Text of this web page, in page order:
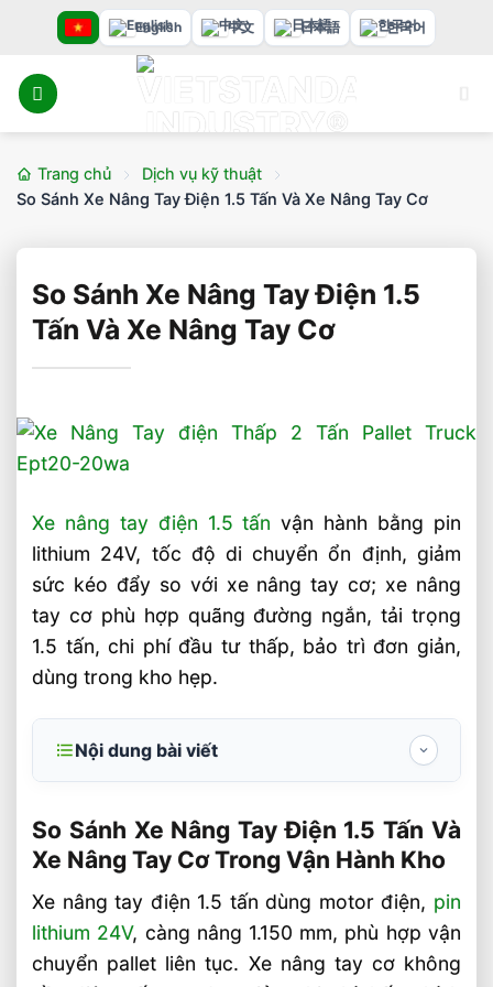
nội
dung
English 中文 日本語 한국어
Trang chủ
Dịch vụ kỹ thuật
So Sánh Xe Nâng Tay Điện 1.5 Tấn Và Xe Nâng Tay Cơ
So Sánh Xe Nâng Tay Điện 1.5
Tấn Và Xe Nâng Tay Cơ
Xe nâng tay điện 1.5 tấn vận hành bằng pin
lithium 24V, tốc độ di chuyển ổn định, giảm
sức kéo đẩy so với xe nâng tay cơ; xe nâng
tay cơ phù hợp quãng đường ngắn, tải trọng
1.5 tấn, chi phí đầu tư thấp, bảo trì đơn giản,
dùng trong kho hẹp.
Nội dung bài viết
Nâng Tay Cơ Trong Vận Hành Kho
Khác biệt kỹ thuật giữa xe nâng tay điện
1.5 tấn và xe nâng tay cơ là gì?
Xe nâng tay cơ phù hợp khi nào?
Nên Chọn Xe Nâng Tay Điện 1.5 Tấn Hay
So Sánh Xe Nâng Tay Điện 1.5 Tấn Và
Xe Nâng Tay Cơ Trong Vận Hành Kho
Xe nâng tay điện 1.5 tấn dùng motor điện, pin
lithium 24V, càng nâng 1.150 mm, phù hợp vận
chuyển pallet liên tục. Xe nâng tay cơ không